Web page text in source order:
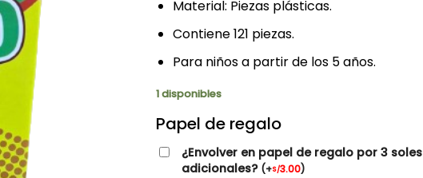
Material: Piezas plásticas.
Contiene 121 piezas.
Para niños a partir de los 5 años.
1 disponibles
Papel de regalo
¿Envolver en papel de regalo por 3 soles
adicionales? (+S/3.00)